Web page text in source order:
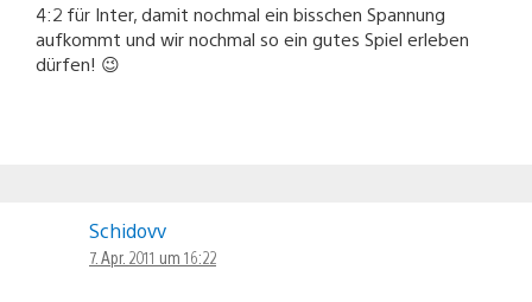
4:2 für Inter, damit nochmal ein bisschen Spannung
aufkommt und wir nochmal so ein gutes Spiel erleben
dürfen! 😉
Schidovv
7. Apr. 2011 um 16:22